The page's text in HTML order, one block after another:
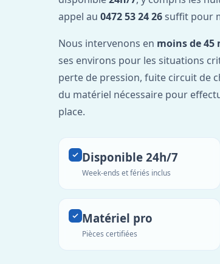
appel au 0472 53 24 26suffit pour
Nous intervenons en moins de 45
ses environs pour les situations
perte de pression, fuite circuit de
du matériel nécessaire pour
place.
Disponible 24h/7
Week-ends et fériés inclus
Matériel pro
Pièces certifiées